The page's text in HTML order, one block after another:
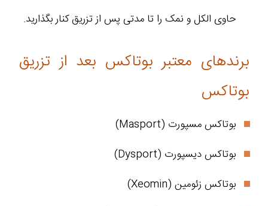
حاوی الکل و نمک را تا مدتی پس از تزریق کنار بگذارید.
برندهای معتبر بوتاکس بعد از تزریق
بوتاکس
بوتاکس مسپورت (Masport)
بوتاکس دیسپورت (Dysport)
بوتاکس زئومین (Xeomin)